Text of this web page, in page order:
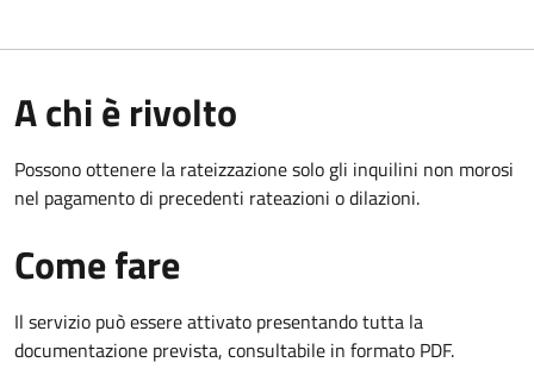
A chi è rivolto
Possono ottenere la rateizzazione solo gli inquilini non morosi
nel pagamento di precedenti rateazioni o dilazioni.
Come fare
Il servizio può essere attivato presentando tutta la
documentazione prevista, consultabile in formato PDF.